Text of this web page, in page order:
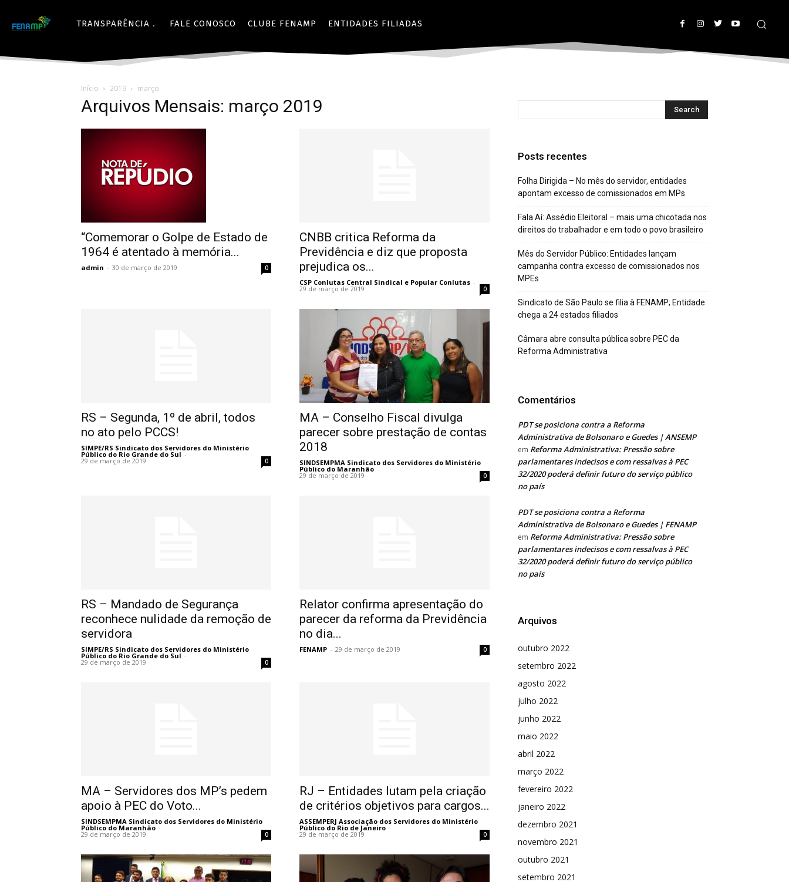
TRANSPARÊNCIA FALE CONOSCO CLUBE FENAMP ENTIDADES FILIADAS
Início 2019 março
Arquivos Mensais: março 2019
“Comemorar o Golpe de Estado de
1964 é atentado à memória...
admin - 30 de março de 2019 0
CNBB critica Reforma da
Previdência e diz que proposta
prejudica os...
CSP Conlutas Central Sindical e Popular Conlutas -
29 de março de 2019 0
RS – Segunda, 1º de abril, todos
no ato pelo PCCS!
SIMPE/RS Sindicato dos Servidores do Ministério
Público do Rio Grande do Sul -
29 de março de 2019 0
MA – Conselho Fiscal divulga
parecer sobre prestação de contas
2018
SINDSEMPMA Sindicato dos Servidores do Ministério
Público do Maranhão -
29 de março de 2019 0
RS – Mandado de Segurança
reconhece nulidade da remoção de
servidora
SIMPE/RS Sindicato dos Servidores do Ministério
Público do Rio Grande do Sul -
29 de março de 2019 0
Relator confirma apresentação do
parecer da reforma da Previdência
no dia...
FENAMP - 29 de março de 2019 0
MA – Servidores dos MP’s pedem
apoio à PEC do Voto...
SINDSEMPMA Sindicato dos Servidores do Ministério
Público do Maranhão -
29 de março de 2019 0
RJ – Entidades lutam pela criação
de critérios objetivos para cargos...
ASSEMPERJ Associação dos Servidores do Ministério
Público do Rio de Janeiro -
29 de março de 2019 0
Posts recentes
Folha Dirigida – No mês do servidor, entidades
apontam excesso de comissionados em MPs
Fala Aí: Assédio Eleitoral – mais uma chicotada nos
direitos do trabalhador e em todo o povo brasileiro
Mês do Servidor Público: Entidades lançam
campanha contra excesso de comissionados nos
MPEs
Sindicato de São Paulo se filia à FENAMP; Entidade
chega a 24 estados filiados
Câmara abre consulta pública sobre PEC da
Reforma Administrativa
Comentários
PDT se posiciona contra a Reforma
Administrativa de Bolsonaro e Guedes | ANSEMP
em Reforma Administrativa: Pressão sobre
parlamentares indecisos e com ressalvas à PEC
32/2020 poderá definir futuro do serviço público
no país
PDT se posiciona contra a Reforma
Administrativa de Bolsonaro e Guedes | FENAMP
em Reforma Administrativa: Pressão sobre
parlamentares indecisos e com ressalvas à PEC
32/2020 poderá definir futuro do serviço público
no país
Arquivos
outubro 2022
setembro 2022
agosto 2022
julho 2022
junho 2022
maio 2022
abril 2022
março 2022
fevereiro 2022
janeiro 2022
dezembro 2021
novembro 2021
outubro 2021
setembro 2021